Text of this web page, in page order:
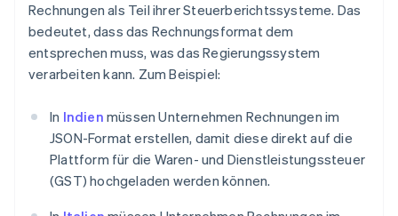
Rechnungen als Teil ihrer Steuerberichtssysteme. Das
bedeutet, dass das Rechnungsformat dem
entsprechen muss, was das Regierungssystem
verarbeiten kann. Zum Beispiel:
In Indien müssen Unternehmen Rechnungen im
JSON-Format erstellen, damit diese direkt auf die
Plattform für die Waren- und Dienstleistungssteuer
(GST) hochgeladen werden können.